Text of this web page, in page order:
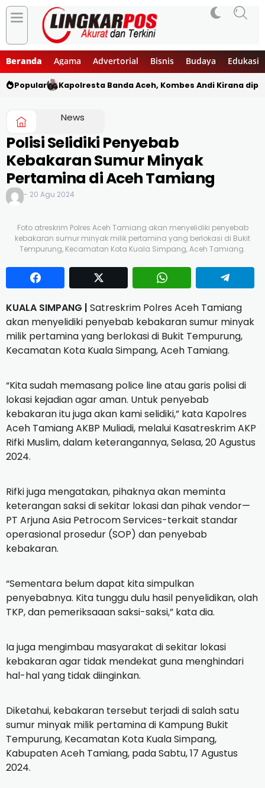
Beranda Agama Advertorial Bisnis Budaya Edukasi
Popular Kapolresta Banda Aceh, Kombes Andi Kirana
News
Polisi Selidiki Penyebab
Kebakaran Sumur Minyak
Pertamina di Aceh Tamiang
- 20 Agu 2024
Foto atreskrim Polres Aceh Tamiang akan menyelidiki penyebab
kebakaran sumur minyak milik pertamina yang berlokasi di Bukit
Tempurung, Kecamatan Kota Kuala Simpang, Aceh Tamiang.
KUALA SIMPANG | Satreskrim Polres Aceh Tamiang
akan menyelidiki penyebab kebakaran sumur minyak
milik pertamina yang berlokasi di Bukit Tempurung,
Kecamatan Kota Kuala Simpang, Aceh Tamiang.
“Kita sudah memasang police line atau garis polisi di
lokasi kejadian agar aman. Untuk penyebab
kebakaran itu juga akan kami selidiki,” kata Kapolres
Aceh Tamiang AKBP Muliadi, melalui Kasatreskrim AKP
Rifki Muslim, dalam keterangannya, Selasa, 20 Agustus
2024.
Rifki juga mengatakan, pihaknya akan meminta
keterangan saksi di sekitar lokasi dan pihak vendor—
PT Arjuna Asia Petrocom Services-terkait standar
operasional prosedur (SOP) dan penyebab
kebakaran.
“Sementara belum dapat kita simpulkan
penyebabnya. Kita tunggu dulu hasil penyelidikan, olah
TKP, dan pemeriksaaan saksi-saksi,” kata dia.
Ia juga mengimbau masyarakat di sekitar lokasi
kebakaran agar tidak mendekat guna menghindari
hal-hal yang tidak diinginkan.
Diketahui, kebakaran tersebut terjadi di salah satu
sumur minyak milik pertamina di Kampung Bukit
Tempurung, Kecamatan Kota Kuala Simpang,
Kabupaten Aceh Tamiang, pada Sabtu, 17 Agustus
2024.